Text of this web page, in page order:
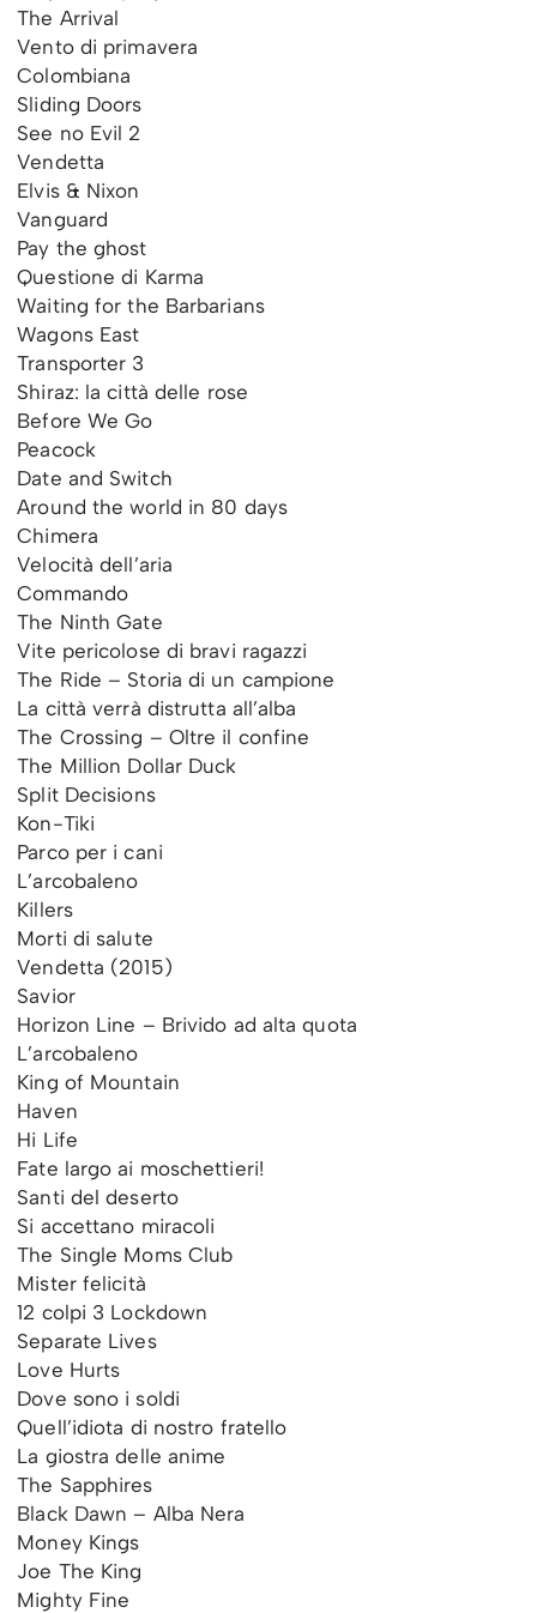
The Arrival
Vento di primavera
Colombiana
Sliding Doors
See no Evil 2
Vendetta
Elvis & Nixon
Vanguard
Pay the ghost
Questione di Karma
Waiting for the Barbarians
Wagons East
Transporter 3
Shiraz: la città delle rose
Before We Go
Peacock
Date and Switch
Around the world in 80 days
Chimera
Velocità dell’aria
Commando
The Ninth Gate
Vite pericolose di bravi ragazzi
The Ride – Storia di un campione
La città verrà distrutta all’alba
The Crossing – Oltre il confine
The Million Dollar Duck
Split Decisions
Kon-Tiki
Parco per i cani
L’arcobaleno
Killers
Morti di salute
Vendetta (2015)
Savior
Horizon Line – Brivido ad alta quota
L’arcobaleno
King of Mountain
Haven
Hi Life
Fate largo ai moschettieri!
Santi del deserto
Si accettano miracoli
The Single Moms Club
Mister felicità
12 colpi 3 Lockdown
Separate Lives
Love Hurts
Dove sono i soldi
Quell’idiota di nostro fratello
La giostra delle anime
The Sapphires
Black Dawn – Alba Nera
Money Kings
Joe The King
Mighty Fine